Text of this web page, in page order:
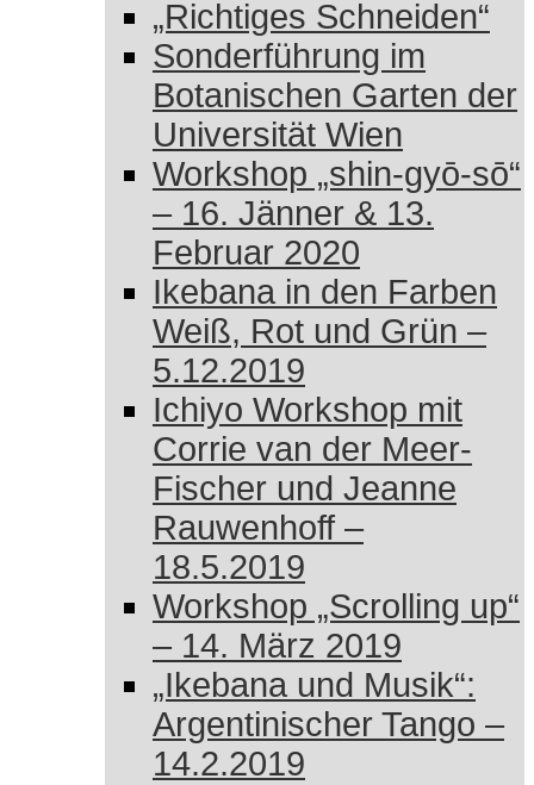
„Richtiges Schneiden“
Sonderführung im
Botanischen Garten der
Universität Wien
Workshop „shin-gyō-sō“
– 16. Jänner & 13.
Februar 2020
Ikebana in den Farben
Weiß, Rot und Grün –
5.12.2019
Ichiyo Workshop mit
Corrie van der Meer-
Fischer und Jeanne
Rauwenhoff –
18.5.2019
Workshop „Scrolling up“
– 14. März 2019
„Ikebana und Musik“:
Argentinischer Tango –
14.2.2019